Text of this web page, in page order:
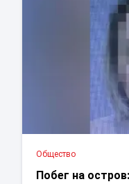
Общество
Побег на